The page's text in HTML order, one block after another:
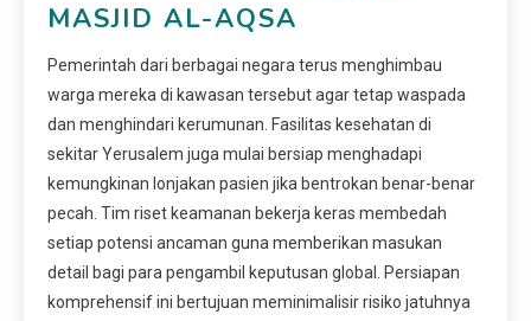
MASJID AL-AQSA
Pemerintah dari berbagai negara terus menghimbau
warga mereka di kawasan tersebut agar tetap waspada
dan menghindari kerumunan. Fasilitas kesehatan di
sekitar Yerusalem juga mulai bersiap menghadapi
kemungkinan lonjakan pasien jika bentrokan benar-benar
pecah. Tim riset keamanan bekerja keras membedah
setiap potensi ancaman guna memberikan masukan
detail bagi para pengambil keputusan global. Persiapan
komprehensif ini bertujuan meminimalisir risiko jatuhnya